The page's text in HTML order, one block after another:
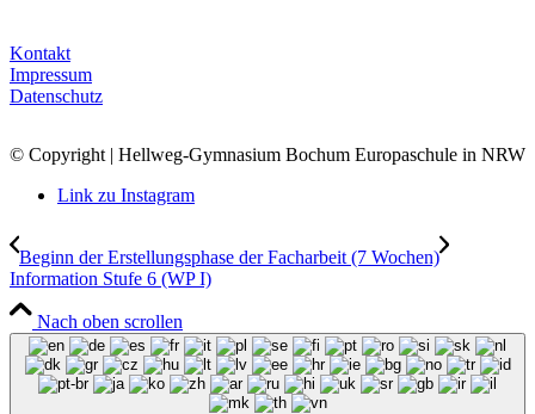
Kontakt
Impressum
Datenschutz
© Copyright | Hellweg-Gymnasium Bochum Europaschule in NRW
Link zu Instagram
Beginn der Erstellungsphase der Facharbeit (7 Wochen)
Information Stufe 6 (WP I)
Nach oben scrollen